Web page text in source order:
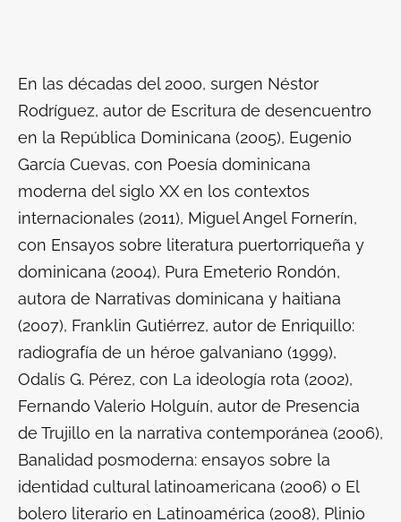
En las décadas del 2000, surgen Néstor
Rodríguez, autor de Escritura de desencuentro
en la República Dominicana (2005), Eugenio
García Cuevas, con Poesía dominicana
moderna del siglo XX en los contextos
internacionales (2011), Miguel Angel Fornerín,
con Ensayos sobre literatura puertorriqueña y
dominicana (2004), Pura Emeterio Rondón,
autora de Narrativas dominicana y haitiana
(2007), Franklin Gutiérrez, autor de Enriquillo:
radiografía de un héroe galvaniano (1999),
Odalís G. Pérez, con La ideología rota (2002),
Fernando Valerio Holguín, autor de Presencia
de Trujillo en la narrativa contemporánea (2006),
Banalidad posmoderna: ensayos sobre la
identidad cultural latinoamericana (2006) o El
bolero literario en Latinoamérica (2008), Plinio